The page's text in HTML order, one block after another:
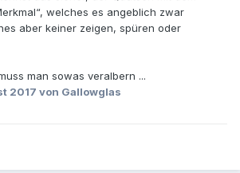
welches es angeblich zwar
aber keiner zeigen, spüren oder
man sowas veralbern ...
2017 von Gallowglas